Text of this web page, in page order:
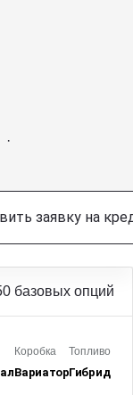
·
заявку на
базовых опций
Коробка
Вариатор
Топливо
Гибрид